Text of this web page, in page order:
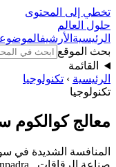
تخطي إلى المحتوى
حلول العالم
الرئيسية الأرشيف
بحث الموقع
القائمة
الرئيسية › تكنولوجيا
تكنولوجيا
معالج كوالكوم
صناعة الرقاقات . Qualcomm-Snpadra…